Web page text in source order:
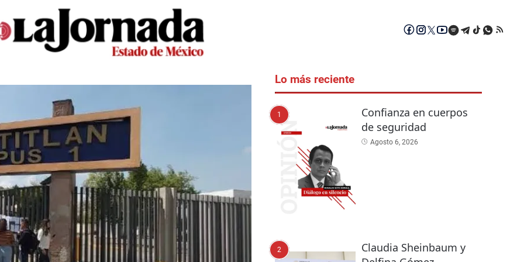
Lo más reciente
1
Confianza en cuerpos
de seguridad
Agosto 6, 2026
2
Claudia Sheinbaum y